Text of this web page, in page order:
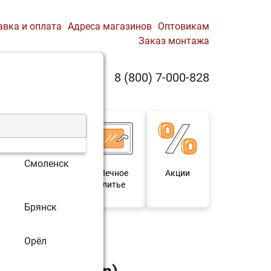
Смоленск
Брянск
Орёл
и оплата Адреса магазинов Оптовикам
Заказ монтажа
8 (800) 7-000-828
Печное
литье
Акции